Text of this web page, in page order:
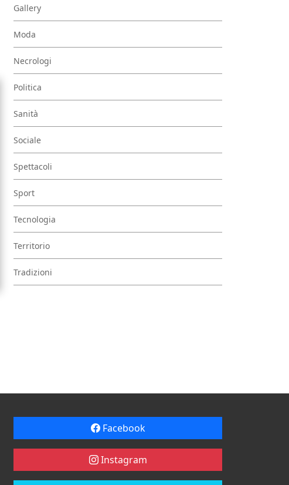
Gallery
Moda
Necrologi
Politica
Sanità
Sociale
Spettacoli
Sport
Tecnologia
Territorio
Tradizioni
Facebook
Instagram